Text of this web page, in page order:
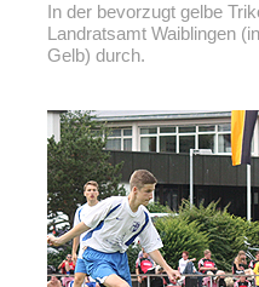
In der bevorzugt gelbe
Landratsamt Waiblingen
Gelb) durch.